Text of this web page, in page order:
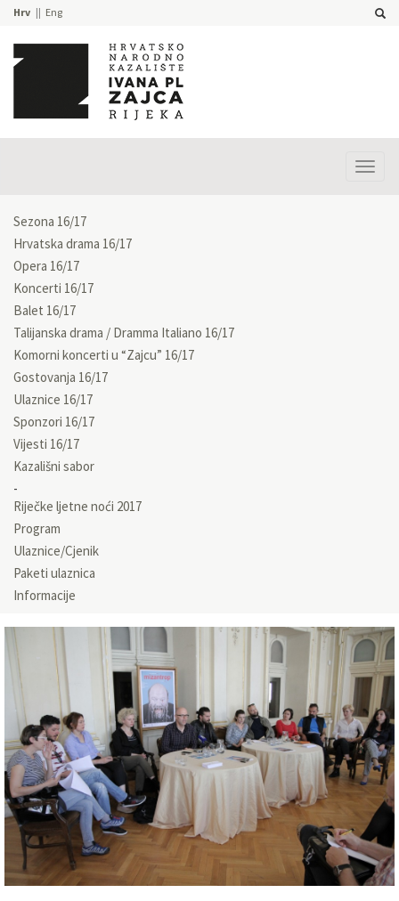
Hrv Eng
Sezona 16/17
Hrvatska drama 16/17
Opera 16/17
Koncerti 16/17
Balet 16/17
Talijanska drama / Dramma Italiano 16/17
Komorni koncerti u “Zajcu” 16/17
Gostovanja 16/17
Ulaznice 16/17
Sponzori 16/17
Vijesti 16/17
Kazališni sabor
Riječke ljetne noći 2017
Program
Ulaznice/Cjenik
Paketi ulaznica
Informacije